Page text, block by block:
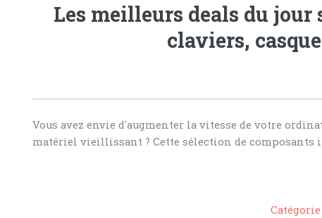
Les meilleurs deals du jour
claviers,
Vous avez envie d'augmenter la vitesse de votre
matériel vieillissant ? Cette sélection de composants